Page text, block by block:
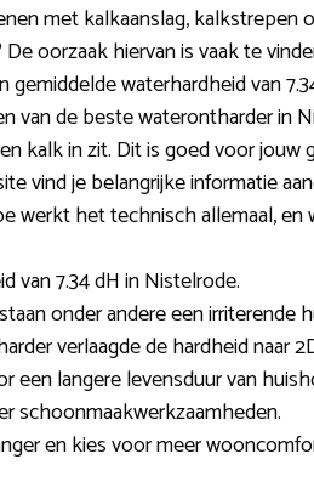
met kalkaanslag,
oorzaak hiervan is vaak te
gemiddelde waterhardheid van
van de beste waterontharder in
kalk in zit. Dit is goed voor
vind je belangrijke informatie
werkt het technisch allemaal, en
van 7.34 dH in Nistelrode.
onder andere een irriterende
verlaagde de hardheid naar
een langere levensduur van
schoonmaakwerkzaamheden.
en kies voor meer